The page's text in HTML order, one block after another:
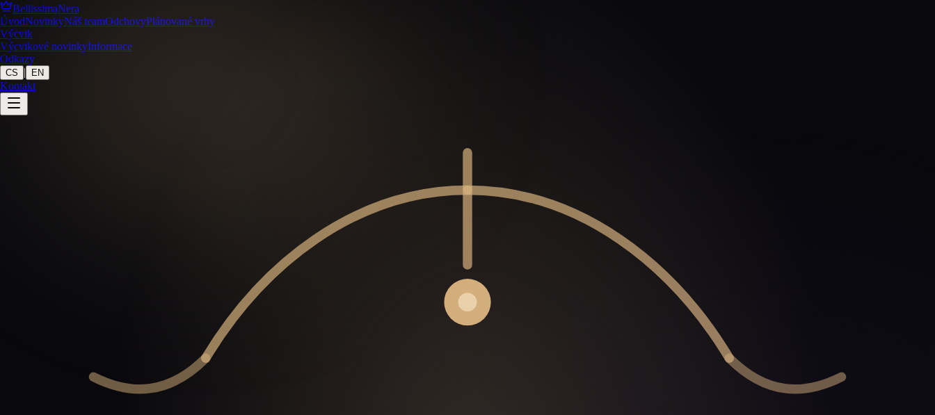
BellissimaNera
ÚvodNovinkyNáš teamOdchovyPlánované vrhy
Výcvik
Výcvikové novinkyInformace
Odkazy
CS | EN
Kontakt